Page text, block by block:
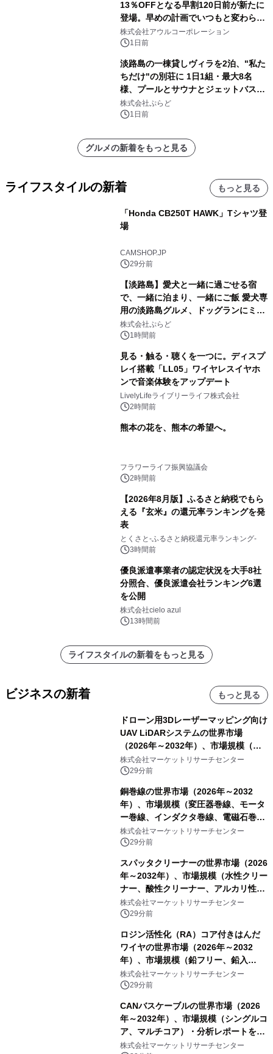
13％OFFとなる早割120日前が新たに
登場。早めの計画でいつもと変わらぬ
大人の冬旅を。ー夕日ヶ浦温泉「佳松
苑 別邸ふうか」ー
株式会社アウルコーポレーション
1日前
淡路島の一棟貸しヴィラを2泊、"私た
ちだけ"の別荘に 1日1組・最大8名
様、プールとサウナとジェットバス付
きで Villa Mon Temps AWAJIの連泊
素泊りプラン
株式会社ぷらど
1日前
グルメの新着をもっと見る
ライフスタイルの新着 もっと見る
「Honda CB250T HAWK」Tシャツ登
場
CAMSHOP.JP
29分前
【淡路島】愛犬と一緒に過ごせる宿
で、一緒に泊まり、一緒にご飯 愛犬専
用の淡路島グルメ、ドッグランにミニ
プール グランピングとトレーラーハウ
スの2施設で
株式会社ぷらど
1時間前
見る・触る・聴くを一つに。ディスプ
レイ搭載「LL05」ワイヤレスイヤホ
ンで音楽体験をアップデート
LivelyLifeライブリーライフ株式会社
2時間前
熊本の花を、熊本の希望へ。
フラワーライフ振興協議会
2時間前
【2026年8月版】ふるさと納税でもら
える『玄米』の還元率ランキングを発
表
とくさと-ふるさと納税還元率ランキング-
3時間前
優良派遣事業者の認定状況を大手8社
分照合、優良派遣会社ランキング6選
を公開
株式会社cielo azul
13時間前
ライフスタイルの新着をもっと見る
ビジネスの新着 もっと見る
ドローン用3Dレーザーマッピング向け
UAV LiDARシステムの世界市場
（2026年～2032年）、市場規模（長
距離LiDARシステム、中距離LiDARシ
ステム、短距離LiDARシステム）・分
析レポートを発表
株式会社マーケットリサーチセンター
29分前
銅巻線の世界市場（2026年～2032
年）、市場規模（変圧器巻線、モータ
ー巻線、インダクタ巻線、電磁石巻
線）・分析レポートを発表
株式会社マーケットリサーチセンター
29分前
スパッタクリーナーの世界市場（2026
年～2032年）、市場規模（水性クリー
ナー、酸性クリーナー、アルカリ性ク
リーナー、溶剤系クリーナー、半水性
クリーナー）・分析レポートを発表
株式会社マーケットリサーチセンター
29分前
ロジン活性化（RA）コア付きはんだ
ワイヤの世界市場（2026年～2032
年）、市場規模（鉛フリー、鉛入
り）・分析レポートを発表
株式会社マーケットリサーチセンター
29分前
CANバスケーブルの世界市場（2026
年～2032年）、市場規模（シングルコ
ア、マルチコア）・分析レポートを発
表
株式会社マーケットリサーチセンター